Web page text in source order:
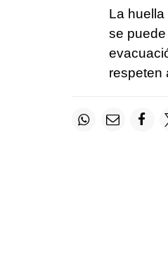
La
se
respeten